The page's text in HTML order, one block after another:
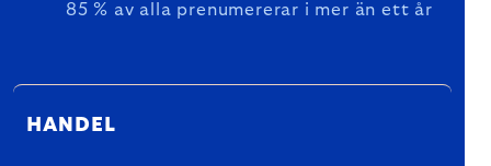
85 % av alla prenumererar i mer än ett år
HANDEL